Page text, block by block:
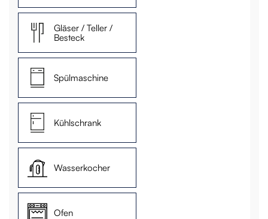
Gläser / Teller /
Besteck
Spülmaschine
Kühlschrank
Wasserkocher
Ofen